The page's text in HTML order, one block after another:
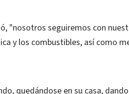
"nosotros seguiremos con
y los combustibles, así como
quedándose en su casa,